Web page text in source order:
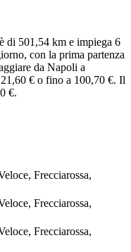
di 501,54 km e impiega 6
con la prima partenza
da Napoli a
€ o fino a 100,70 €. Il
€.
Frecciarossa,
Frecciarossa,
Frecciarossa,